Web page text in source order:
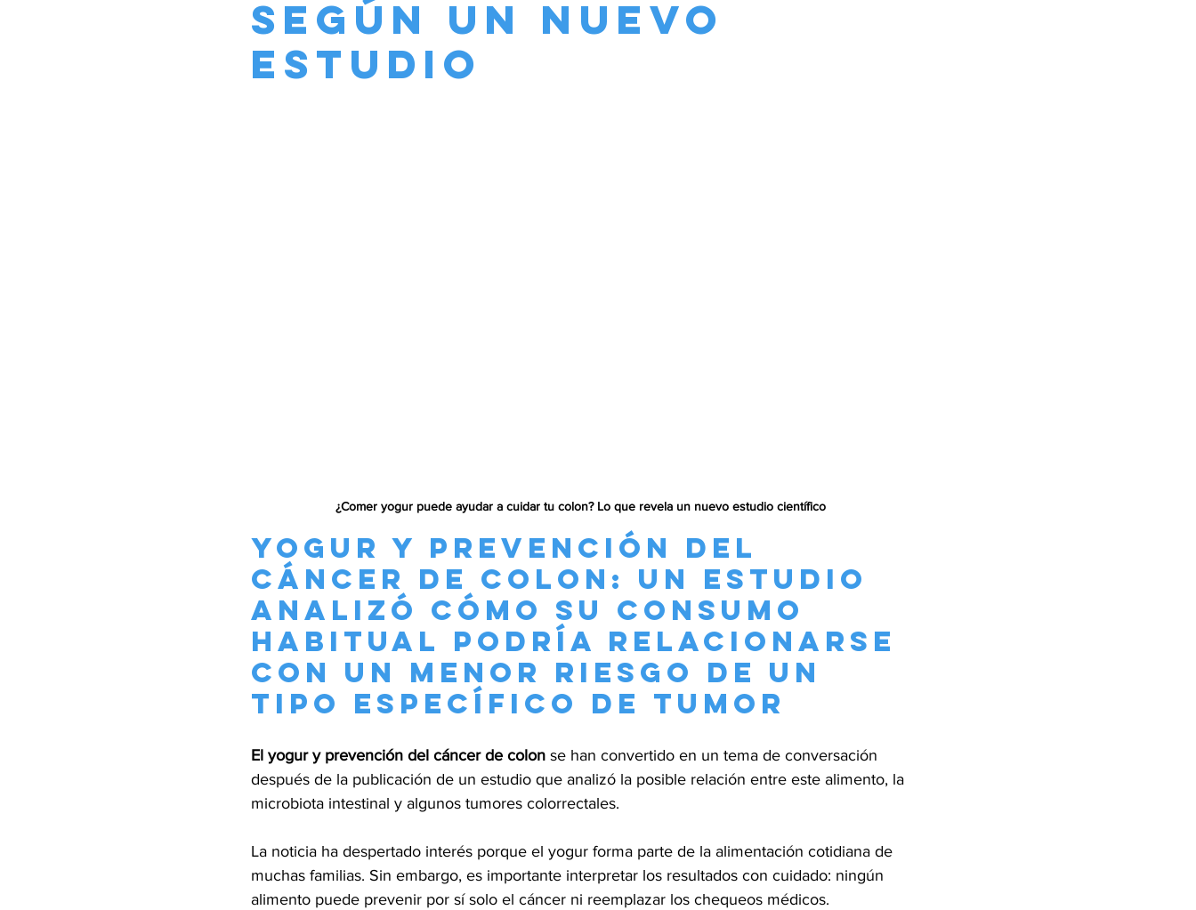
según un nuevo
estudio
¿Comer yogur puede ayudar a cuidar tu colon? Lo que revela un nuevo estudio científico
Yogur y prevención del
cáncer de colon: un estudio
analizó cómo su consumo
habitual podría relacionarse
con un menor riesgo de un
tipo específico de tumor
El yogur y prevención del cáncer de colon se han convertido en un tema de conversación
después de la publicación de un estudio que analizó la posible relación entre este alimento, la
microbiota intestinal y algunos tumores colorrectales.
La noticia ha despertado interés porque el yogur forma parte de la alimentación cotidiana de
muchas familias. Sin embargo, es importante interpretar los resultados con cuidado: ningún
alimento puede prevenir por sí solo el cáncer ni reemplazar los chequeos médicos.